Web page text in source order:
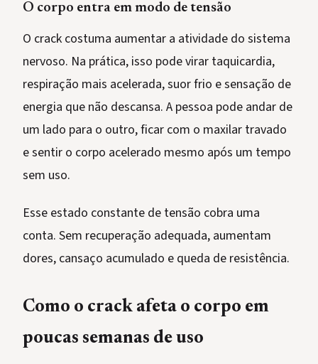
O corpo entra em modo de tensão
O crack costuma aumentar a atividade do sistema
nervoso. Na prática, isso pode virar taquicardia,
respiração mais acelerada, suor frio e sensação de
energia que não descansa. A pessoa pode andar de
um lado para o outro, ficar com o maxilar travado
e sentir o corpo acelerado mesmo após um tempo
sem uso.
Esse estado constante de tensão cobra uma
conta. Sem recuperação adequada, aumentam
dores, cansaço acumulado e queda de resistência.
Como o crack afeta o corpo em
poucas semanas de uso